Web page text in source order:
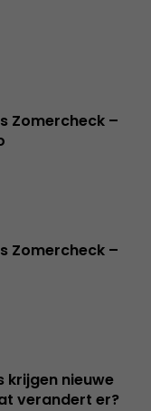
Zomercheck –
Zomercheck –
krijgen nieuwe
verandert er?